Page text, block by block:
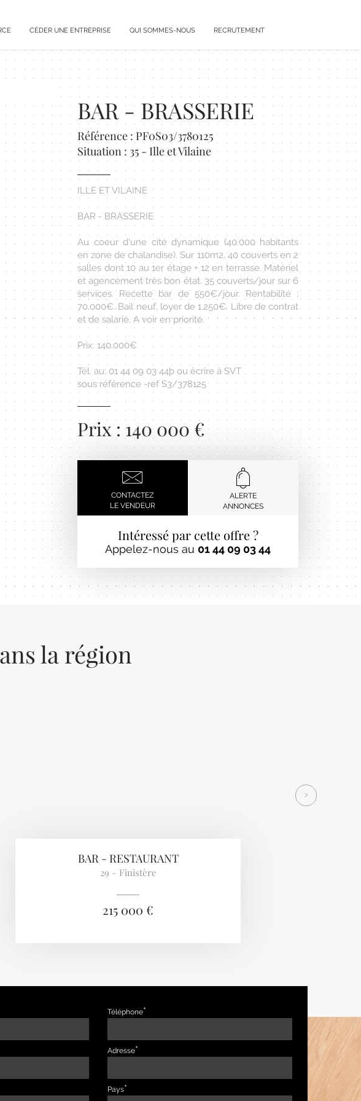
CÉDER UNE ENTREPRISE QUI SOMMES-NOUS RECRUTEMENT
BAR - BRASSERIE
Référence : PF0S03/3780125
Situation : 35 - Ille et Vilaine
ILLE ET VILAINE
BAR - BRASSERIE
Au coeur d'une cité dynamique (40.000 habitants
en zone de chalandise). Sur 110m2, 40 couverts en 2
salles dont 10 au 1er étage + 12 en terrasse. Matériel
et agencement très bon état. 35 couverts/jour sur 6
services. Recette bar de 550€/jour. Rentabilité :
70.000€. Bail neuf, loyer de 1.250€. Libre de contrat
et de salarié. A voir en priorité.
Prix: 140.000€
Tél. au: 01 44 09 03 44þ ou écrire à SVT
sous référence -ref S3/378125
Prix : 140 000 €
CONTACTEZ
LE VENDEUR
ALERTE
ANNONCES
Intéressé par cette offre ?
Appelez-nous au 01 44 09 03 44
la région
BAR - RESTAURANT
29 - Finistère
215 000 €
>
Téléphone
Adresse
Pays